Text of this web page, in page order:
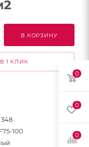
В КОРЗИНУ
1 КЛИК
348
100
0
0
0